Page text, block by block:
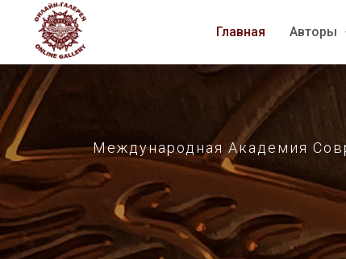
Главная Авторы
Главная Авторы
Международная Академия